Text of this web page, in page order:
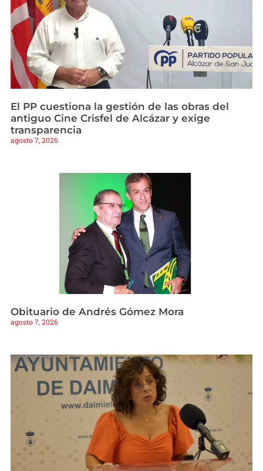
El PP cuestiona la gestión de las obras del
antiguo Cine Crisfel de Alcázar y exige
transparencia
agosto 7, 2026
Obituario de Andrés Gómez Mora
agosto 7, 2026